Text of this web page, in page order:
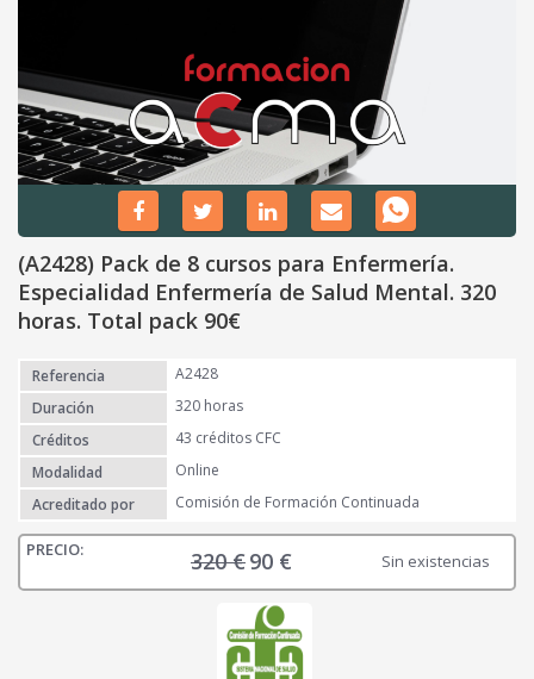
(A2428) Pack de 8 cursos para Enfermería.
Especialidad Enfermería de Salud Mental. 320
horas. Total pack 90€
Referencia
A2428
Duración
320 horas
Créditos
43 créditos CFC
Modalidad
Online
Acreditado por
Comisión de Formación Continuada
320€ E
l
p
r
e
90 €
l
r
e
Sin existencias